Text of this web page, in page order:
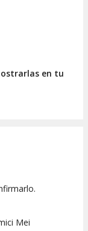
en tu
Mei